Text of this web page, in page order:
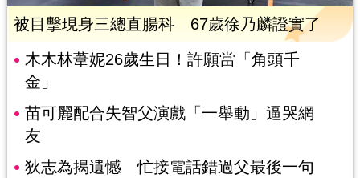
被目擊現身三總直腸科 67歲徐乃麟證實了
木木林葦妮26歲生日！許願當「角頭千
金」
苗可麗配合失智父演戲「一舉動」逼哭網
友
狄志為揭遺憾 忙接電話錯過父最後一句